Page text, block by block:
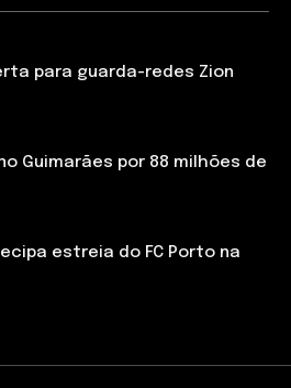
para guarda-redes Zion
Guimarães por 88 milhões de
estreia do FC Porto na